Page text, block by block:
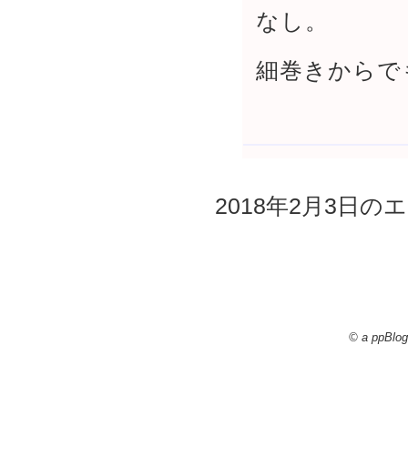
なし。
細巻きから
2018年2月3日の
© a